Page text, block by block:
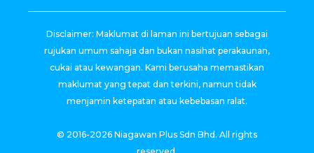
Disclaimer: Maklumat di laman ini bertujuan sebagai
rujukan umum sahaja dan bukan nasihat perakaunan,
cukai atau kewangan. Kami berusaha memastikan
maklumat yang tepat dan terkini, namun tidak
menjamin ketepatan atau kebebasan ralat.
© 2016-2026 Niagawan Plus Sdn Bhd. All rights